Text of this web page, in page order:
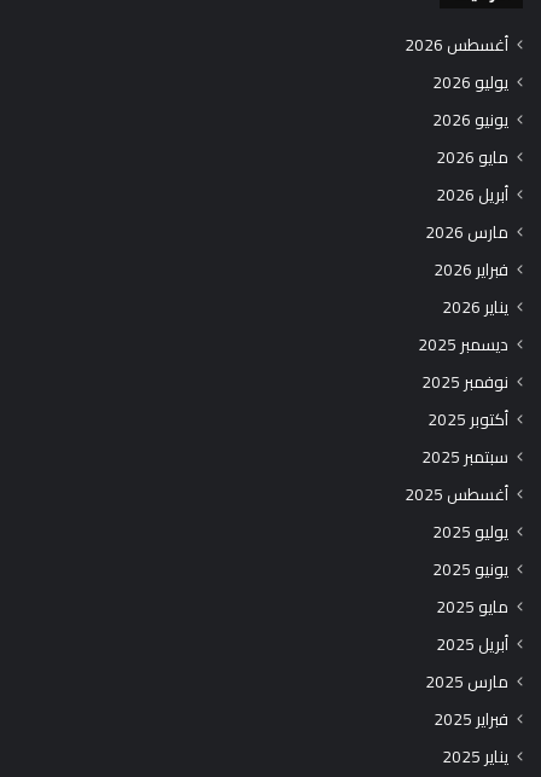
أغسطس 2026
يوليو 2026
يونيو 2026
مايو 2026
أبريل 2026
مارس 2026
فبراير 2026
يناير 2026
ديسمبر 2025
نوفمبر 2025
أكتوبر 2025
سبتمبر 2025
أغسطس 2025
يوليو 2025
يونيو 2025
مايو 2025
أبريل 2025
مارس 2025
فبراير 2025
يناير 2025